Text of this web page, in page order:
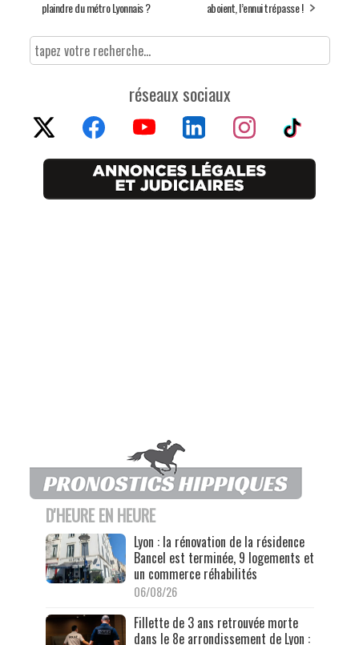
plaindre du métro Lyonnais ? aboient, l’ennui trépasse !
réseaux sociaux
D'HEURE EN HEURE
Lyon : la rénovation de la résidence
Bancel est terminée, 9 logements et
un commerce réhabilités
06/08/26
Fillette de 3 ans retrouvée morte
dans le 8e arrondissement de Lyon :